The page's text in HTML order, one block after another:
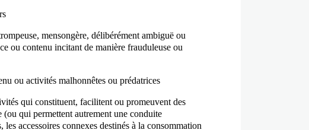
mensongère, délibérément ambiguë ou
ou contenu incitant de manière frauduleuse ou
ou activités malhonnêtes ou prédatrices
qui constituent, facilitent ou promeuvent des
qui permettent autrement une conduite
accessoires connexes destinés à la consommation